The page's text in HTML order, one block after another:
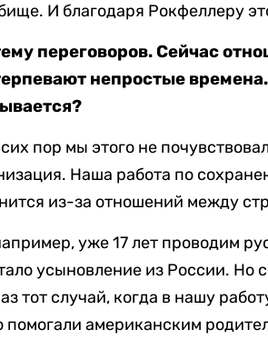
И благодаря Рокфеллеру
переговоров. Сейчас
непростые
пор мы этого не
Наша работа по
из-за отношений между
уже 17 лет проводим
усыновление из России. Но
тот случай, когда в нашу
помогали американским